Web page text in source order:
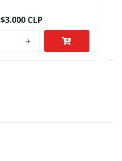
$3.000 CLP
+